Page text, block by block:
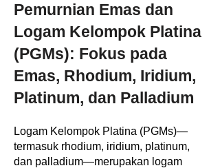
Pemurnian Emas dan
Logam Kelompok Platina
(PGMs): Fokus pada
Emas, Rhodium, Iridium,
Platinum, dan Palladium
Logam Kelompok Platina (PGMs)—
termasuk rhodium, iridium, platinum,
dan palladium—merupakan logam